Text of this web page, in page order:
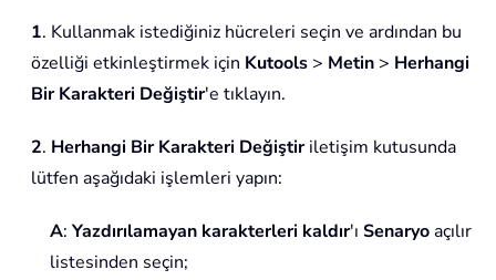
1. Kullanmak istediğiniz hücreleri seçin ve ardından bu
özelliği etkinleştirmek için Kutools > Metin > Herhangi
Bir Karakteri Değiştir'e tıklayın.
2. Herhangi Bir Karakteri Değiştiriletişim kutusunda
lütfen aşağıdaki işlemleri yapın:
A: Yazdırılamayan karakterleri kaldır'ı Senaryoaçılır
listesinden seçin;